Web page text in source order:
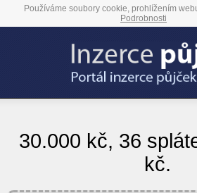
Používáme soubory cookie, prohlížením
Podrobnosti
30.000 kč, 36
kč.